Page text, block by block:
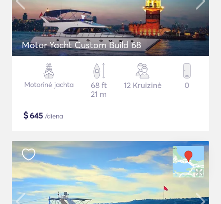
Motor Yacht Custom Build 68
Motorinė jachta
68 ft
21 m
12 Kruizinė 0
$645 /diena